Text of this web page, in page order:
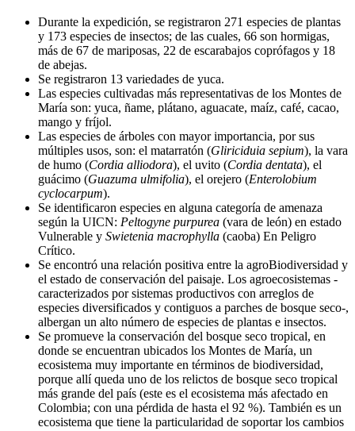
Durante la expedición, se registraron 271 especies de plantas
y 173 especies de insectos; de las cuales, 66 son hormigas,
más de 67 de mariposas, 22 de escarabajos coprófagos y 18
de abejas.
Se registraron 13 variedades de yuca.
Las especies cultivadas más representativas de los Montes de
María son: yuca, ñame, plátano, aguacate, maíz, café, cacao,
mango y fríjol.
Las especies de árboles con mayor importancia, por sus
múltiples usos, son: el matarratón (Gliriciduia sepium), la vara
de humo (Cordia alliodora), el uvito (Cordia dentata), el
guácimo (Guazuma ulmifolia), el orejero (Enterolobium
cyclocarpum).
Se identificaron especies en alguna categoría de amenaza
según la UICN: Peltogyne purpurea (vara de león) en estado
Vulnerable y Swietenia macrophylla (caoba) En Peligro
Crítico.
Se encontró una relación positiva entre la agroBiodiversidad y
el estado de conservación del paisaje. Los agroecosistemas -
caracterizados por sistemas productivos con arreglos de
especies diversificados y contiguos a parches de bosque seco-,
albergan un alto número de especies de plantas e insectos.
Se promueve la conservación del bosque seco tropical, en
donde se encuentran ubicados los Montes de María, un
ecosistema muy importante en términos de biodiversidad,
porque allí queda uno de los relictos de bosque seco tropical
más grande del país (este es el ecosistema más afectado en
Colombia; con una pérdida de hasta el 92 %). También es un
ecosistema que tiene la particularidad de soportar los cambios